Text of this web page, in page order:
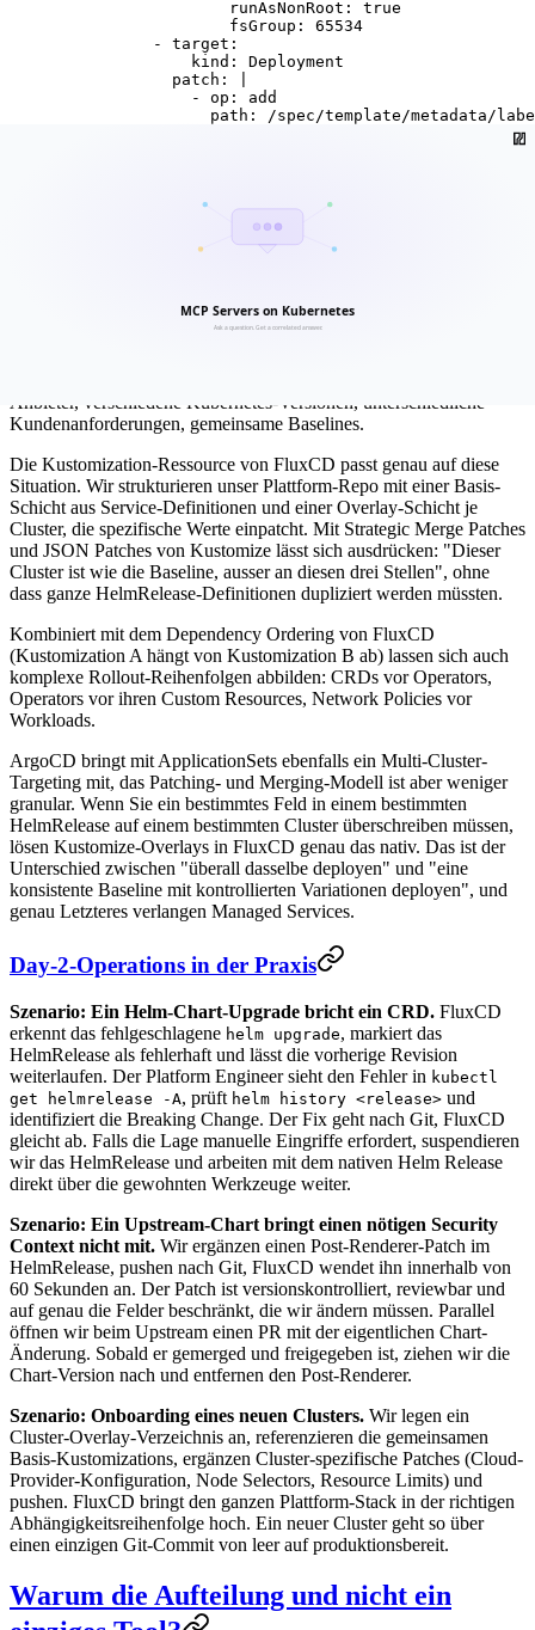
                  runAsNonRoot: true
                  fsGroup: 65534
          -
target :
              kind
: Deployment
            patch
:
              - op: add
path: /spec/template/metadata/
Upstream-Chart heute hergibt. Sobald unser Upstream-Beitrag
gemerged ist, fällt der Post-Renderer-Patch wieder weg. Sauber und
Skalierung über viele Cluster mit Kustomizations
Anbieter, verschiedene Kubernetes-Versionen, unterschiedliche
Kundenanforderungen, gemeinsame Baselines.
Die Kustomization-Ressource von FluxCD passt genau auf diese
Situation. Wir strukturieren unser Plattform-Repo mit einer Basis-
Schicht aus Service-Definitionen und einer Overlay-Schicht je
Cluster, die spezifische Werte einpatcht. Mit Strategic Merge Patches
und JSON Patches von Kustomize lässt sich ausdrücken: "Dieser
Cluster ist wie die Baseline, ausser an diesen drei Stellen", ohne
dass ganze HelmRelease-Definitionen dupliziert werden müssten.
Kombiniert mit dem Dependency Ordering von FluxCD
(Kustomization A hängt von Kustomization B ab) lassen sich auch
komplexe Rollout-Reihenfolgen abbilden: CRDs vor Operators,
Operators vor ihren Custom Resources, Network Policies vor
Workloads.
ArgoCD bringt mit ApplicationSets ebenfalls ein Multi-Cluster-
Targeting mit, das Patching- und Merging-Modell ist aber weniger
granular. Wenn Sie ein bestimmtes Feld in einem bestimmten
HelmRelease auf einem bestimmten Cluster überschreiben müssen,
lösen Kustomize-Overlays in FluxCD genau das nativ. Das ist der
Unterschied zwischen "überall dasselbe deployen" und "eine
konsistente Baseline mit kontrollierten Variationen deployen", und
genau Letzteres verlangen Managed Services.
Day-2-Operations in der Praxis
Szenario: Ein Helm-Chart-Upgrade bricht ein CRD. FluxCD
erkennt das fehlgeschlagene helm upgrade, markiert das
HelmRelease als fehlerhaft und lässt die vorherige Revision
weiterlaufen. Der Platform Engineer sieht den Fehler in kubectl
get helmrelease -A, prüft helm history <release> und
identifiziert die Breaking Change. Der Fix geht nach Git, FluxCD
gleicht ab. Falls die Lage manuelle Eingriffe erfordert, suspendieren
wir das HelmRelease und arbeiten mit dem nativen Helm Release
direkt über die gewohnten Werkzeuge weiter.
Szenario: Ein Upstream-Chart bringt einen nötigen Security
Context nicht mit. Wir ergänzen einen Post-Renderer-Patch im
HelmRelease, pushen nach Git, FluxCD wendet ihn innerhalb von
60 Sekunden an. Der Patch ist versionskontrolliert, reviewbar und
auf genau die Felder beschränkt, die wir ändern müssen. Parallel
öffnen wir beim Upstream einen PR mit der eigentlichen Chart-
Änderung. Sobald er gemerged und freigegeben ist, ziehen wir die
Chart-Version nach und entfernen den Post-Renderer.
Szenario: Onboarding eines neuen Clusters. Wir legen ein
Cluster-Overlay-Verzeichnis an, referenzieren die gemeinsamen
Basis-Kustomizations, ergänzen Cluster-spezifische Patches (Cloud-
Provider-Konfiguration, Node Selectors, Resource Limits) und
pushen. FluxCD bringt den ganzen Plattform-Stack in der richtigen
Abhängigkeitsreihenfolge hoch. Ein neuer Cluster geht so über
einen einzigen Git-Commit von leer auf produktionsbereit.
Warum die Aufteilung und nicht ein